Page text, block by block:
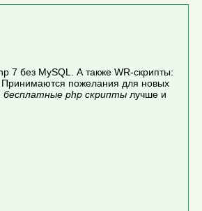
7 без MySQL. А также WR-скрипты:
Принимаются пожелания для новых
бесплатные php скриптылучше и